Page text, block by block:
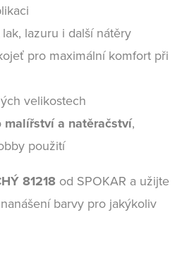
lazuru i další nátěry
pro maximální komfort při
velikostech
malířství a natěračství,
použití
81218 od SPOKAR a užijte
barvy pro jakýkoliv